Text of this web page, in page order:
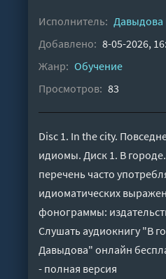
Исполнитель:
Добавлено: 8-05-2026,
Жанр: Обучение
Просмотров: 83
Disc 1. In the city.
идиомы. Диск 1. В
перечень часто
идиоматических
фонограммы:
Слушать аудиокнигу "В
Давыдова" онлайн
- полная версия